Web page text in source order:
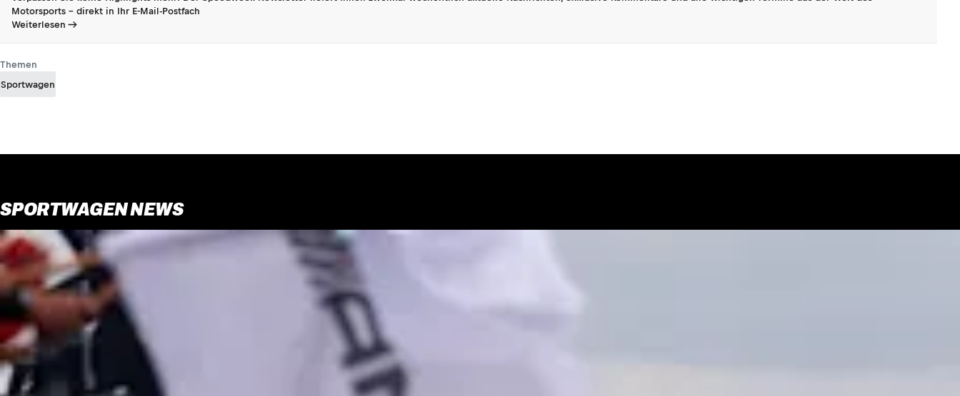
Motorsports - direkt in Ihr E-Mail-Postfach
Weiterlesen
Themen
Sportwagen
SPORTWAGEN NEWS